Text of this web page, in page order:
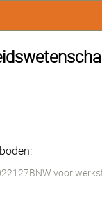
voor